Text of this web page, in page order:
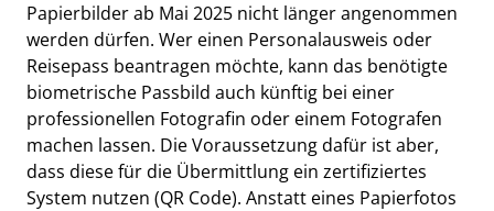
Papierbilder ab Mai 2025 nicht länger angenommen
werden dürfen. Wer einen Personalausweis oder
Reisepass beantragen möchte, kann das benötigte
biometrische Passbild auch künftig bei einer
professionellen Fotografin oder einem Fotografen
machen lassen. Die Voraussetzung dafür ist aber,
dass diese für die Übermittlung ein zertifiziertes
System nutzen (QR Code). Anstatt eines Papierfotos